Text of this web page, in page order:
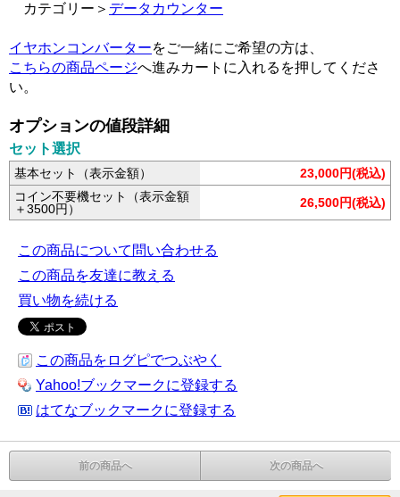
カテゴリー＞ データカウンター
イヤホンコンバーターをご一緒にご希望の方は、
こちらの商品ページへ進みカートに入れるを押してくださ
い。
オプションの値段詳細
セット選択
基本セット（表示金額）
23,000円(税込)
コイン不要機セット（表示金額
＋3500円）
26,500円(税込)
この商品について問い合わせる
この商品を友達に教える
買い物を続ける
この商品をログピでつぶやく
Yahoo!ブックマークに登録する
はてなブックマークに登録する
前の商品へ 次の商品へ